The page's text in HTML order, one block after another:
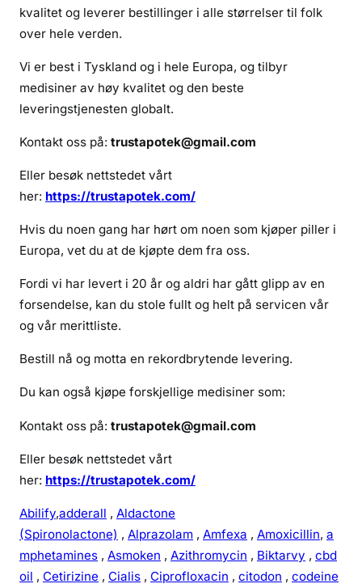
t
i
n
kvalitet og leverer bestillinger i alle størrelser til folk
over hele verden.
Vi er best i Tyskland og i hele Europa, og tilbyr
medisiner av høy kvalitet og den beste
leveringstjenesten globalt.
Kontakt oss på: trustapotek@gmail.com
Eller besøk nettstedet vårt
her: https://trustapotek.com/
Hvis du noen gang har hørt om noen som kjøper piller i
Europa, vet du at de kjøpte dem fra oss.
Fordi vi har levert i 20 år og aldri har gått glipp av en
forsendelse, kan du stole fullt og helt på servicen vår
og vår merittliste.
Bestill nå og motta en rekordbrytende levering.
Du kan også kjøpe forskjellige medisiner som:
Kontakt oss på: trustapotek@gmail.com
Eller besøk nettstedet vårt
her: https://trustapotek.com/
Abilify,adderall , Aldactone
(Spironolactone) , Alprazolam , Amfexa , Amoxicillin, a
mphetamines , Asmoken , Azithromycin , Biktarvy , cbd
oil , Cetirizine , Cialis , Ciprofloxacin , citodon , codeine